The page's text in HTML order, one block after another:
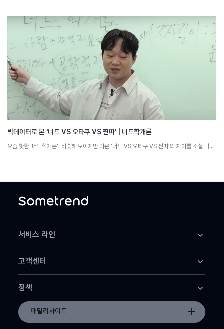
빅데이터로 본 '너드 VS 오타쿠 VS 찐따' | 너드학개론
요즘 핫한 '너드학개론'! 비슷해 보이지만 다른 ‘너드 VS 오타쿠 VS 찐따’의 차이를 소셜 빅데이터로 분석해 봅니다.
서비스 라인
썸트렌드 클라우드
고객센터
공지사항
정책
이용약관
개인정보 처리방침
패밀리사이트